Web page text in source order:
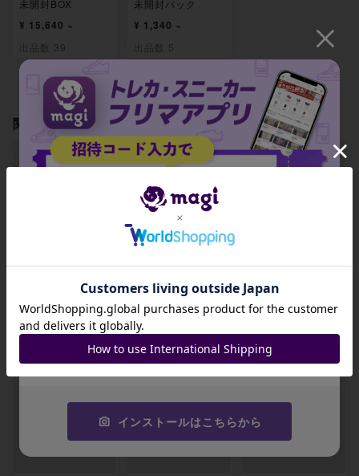
未開封BOX
¥ 15,640 ~
出品数 39
未開封パック
¥ 1,340 ~
出品数 5
関連製品
ルカリオex RR 09
-
チャム 093/193
-
出品数 0
ドン(エネルギーマ
ーク柄/ミラー仕様)
095/193
出品数 0
招待コード
JA9XS8
コピーする
インストールはこちらから